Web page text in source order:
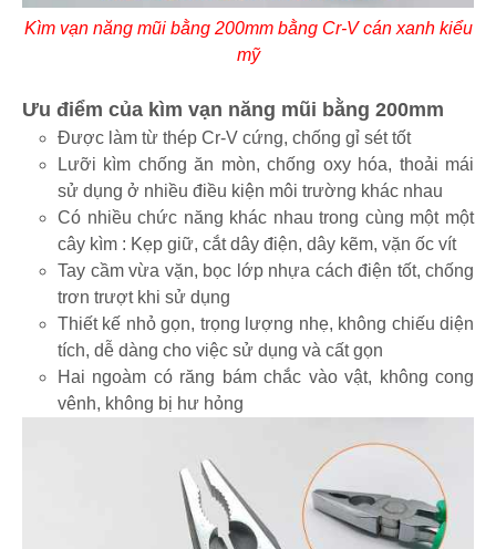
Kìm vạn năng mũi bằng 200mm bằng Cr-V cán xanh kiểu
mỹ
Ưu điểm của kìm vạn năng mũi bằng 200mm
Được làm từ thép Cr-V cứng, chống gỉ sét tốt
Lưỡi kìm chống ăn mòn, chống oxy hóa, thoải mái
sử dụng ở nhiều điều kiện môi trường khác nhau
Có nhiều chức năng khác nhau trong cùng một một
cây kìm : Kẹp giữ, cắt dây điện, dây kẽm, vặn ốc vít
Tay cầm vừa vặn, bọc lớp nhựa cách điện tốt, chống
trơn trượt khi sử dụng
Thiết kế nhỏ gọn, trọng lượng nhẹ, không chiếu diện
tích, dễ dàng cho việc sử dụng và cất gọn
Hai ngoàm có răng bám chắc vào vật, không cong
vênh, không bị hư hỏng